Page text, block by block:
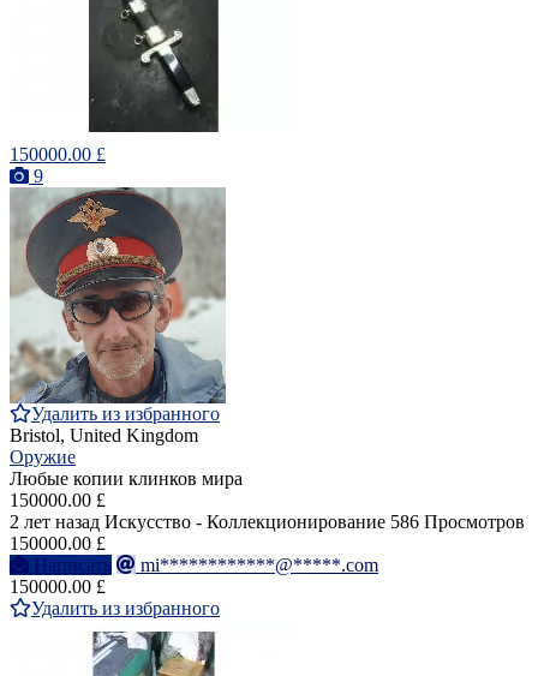
150000.00 £
9
Удалить из избранного
Bristol, United Kingdom
Оружие
Любые копии клинков мира
150000.00 £
2 лет назад Искусство - Коллекционирование 586 Просмотров
150000.00 £
Написать
mi************@*****.com
150000.00 £
Удалить из избранного